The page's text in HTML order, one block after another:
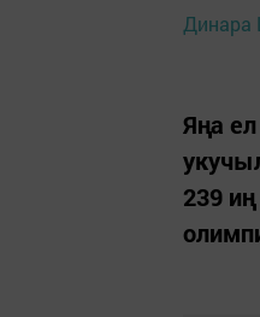
Динара
Яңа
239